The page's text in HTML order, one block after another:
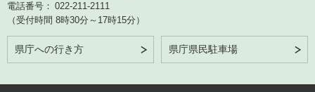
電話番号： 022-211-2111
（受付時間 8時30分～17時15分）
県庁への行き方 県庁県民駐車場